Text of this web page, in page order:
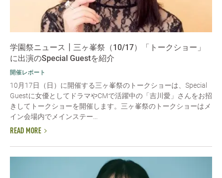
学園祭ニュース┃三ヶ峯祭（10/17）「トークショー」
に出演のSpecial Guestを紹介
開催レポート
10月17日（日）に開催する三ヶ峯祭のトークショーは、Special
Guestに女優としてドラマやCMで活躍中の「吉川愛」さんをお招
きしてトークショーを開催します。三ヶ峯祭のトークショーはメ
イン会場内でメインステー...
READ MORE